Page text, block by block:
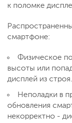
к поломке
смартфоне:
Физическое
высоты или
дисплей из строя.
Неполадки в
обновления
некорректно -